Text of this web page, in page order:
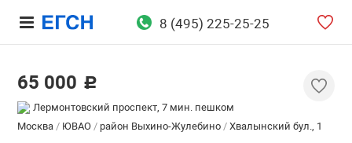
8 (495) 225-25-25
65 000 c
Лермонтовский проспект, 7 мин. пешком
Москва/ ЮВАО/ район Выхино-Жулебино/ Хвалынский бул., 1